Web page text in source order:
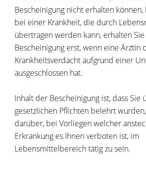
Bescheinigung nicht erhalten
bei einer Krankheit, die durch
übertragen werden kann, erhalten
Bescheinigung erst, wenn eine Ärztin
Krankheitsverdacht aufgrund einer
ausgeschlossen hat.
Inhalt der Bescheinigung ist, dass Sie
gesetzlichen Pflichten belehrt
darüber, bei Vorliegen welcher
Erkrankung es Ihnen verboten ist, im
Lebensmittelbereich tätig zu sein.